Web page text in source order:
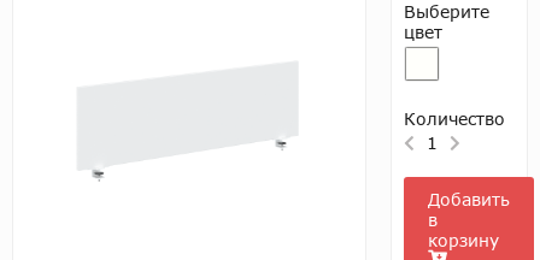
Выберите
цвет
Количество
1
Добавить
в
корзину